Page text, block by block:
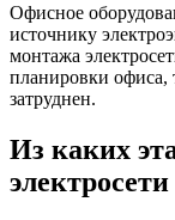
Офисное
источнику
монтажа
планировки офиса,
затруднен.
Из каких
электросети